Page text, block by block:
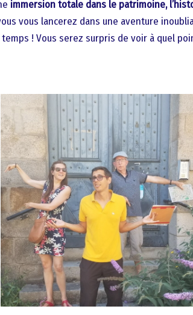
immersion totale dans le patrimoine,
vous lancerez dans une aventure
! Vous serez surpris de voir à quel